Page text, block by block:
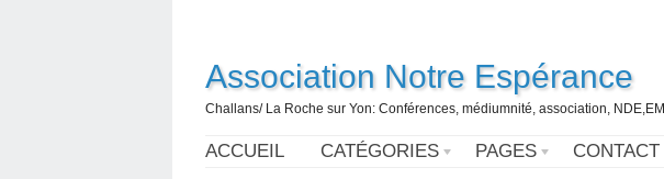
Association Notre Espérance
Challans/ La Roche sur Yon: Conférences, médiumnité, association, NDE,EMI
ACCUEIL CATÉGORIES PAGES CONTACT